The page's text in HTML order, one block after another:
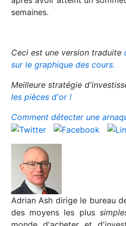
semaines.
Ceci est une version traduite
sur le graphique des cours.
Meilleure stratégie
les pièces d'or !
Comment détecter une
Adrian Ash dirige le bureau
des moyens les plus